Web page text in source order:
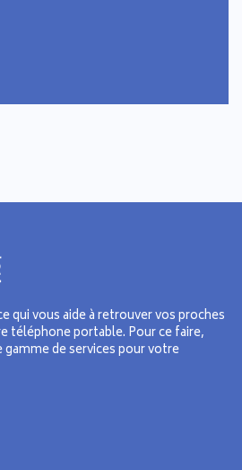
qui vous aide à retrouver vos proches
téléphone portable. Pour ce faire,
de services pour votre